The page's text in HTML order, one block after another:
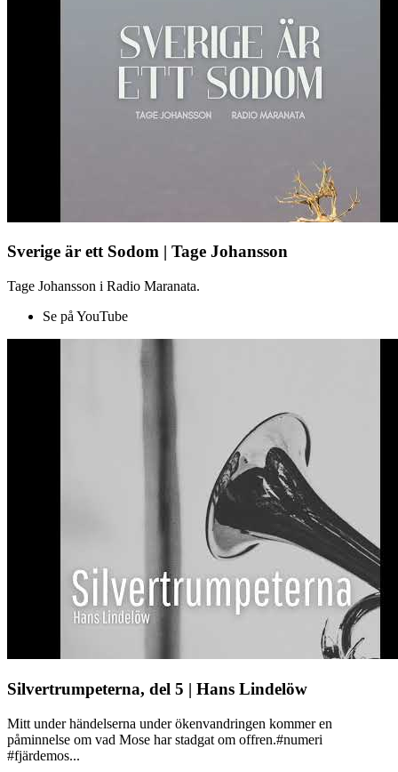
Sverige är ett Sodom | Tage Johansson
Tage Johansson i Radio Maranata.
Se på YouTube
Silvertrumpeterna, del 5 | Hans Lindelöw
Mitt under händelserna under ökenvandringen kommer en
påminnelse om vad Mose har stadgat om offren.#numeri
#fjärdemos...